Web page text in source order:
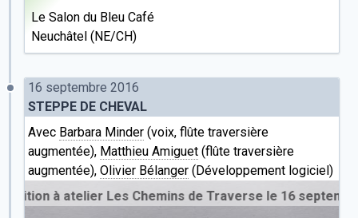
Le Salon du Bleu Café
Neuchâtel (NE/CH)
16 septembre 2016
STEPPE DE CHEVAL
Avec Barbara Minder (voix, flûte traversière
augmentée), Matthieu Amiguet (flûte traversière
augmentée), Olivier Bélanger (Développement logiciel)
atelier Les Chemins de Traverse le 16 septembre 2016